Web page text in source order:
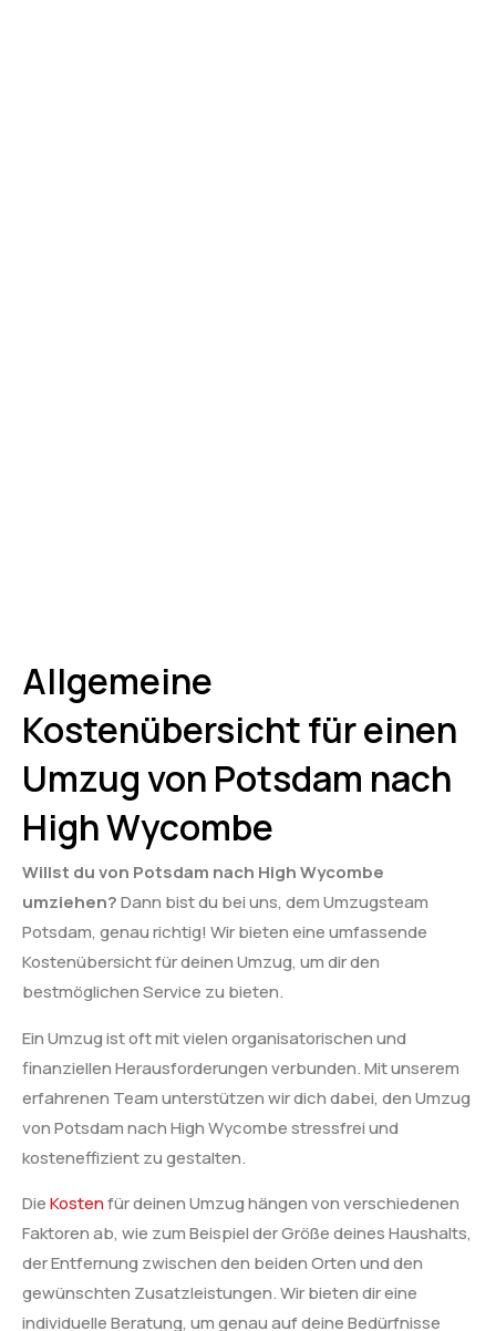
Allgemeine
Kostenübersicht für einen
Umzug von Potsdam nach
High Wycombe
Willst du von Potsdam nach High Wycombe
umziehen?Dann bist du bei uns, dem Umzugsteam
Potsdam, genau richtig! Wir bieten eine umfassende
Kostenübersicht für deinen Umzug, um dir den
bestmöglichen Service zu bieten.
Ein Umzug ist oft mit vielen organisatorischen und
finanziellen Herausforderungen verbunden. Mit unserem
erfahrenen Team unterstützen wir dich dabei, den Umzug
von Potsdam nach High Wycombe stressfrei und
kosteneffizient zu gestalten.
DieKostenfür deinen Umzug hängen von verschiedenen
Faktoren ab, wie zum Beispiel der Größe deines Haushalts,
der Entfernung zwischen den beiden Orten und den
gewünschten Zusatzleistungen. Wir bieten dir eine
individuelle Beratung, um genau auf deine Bedürfnisse